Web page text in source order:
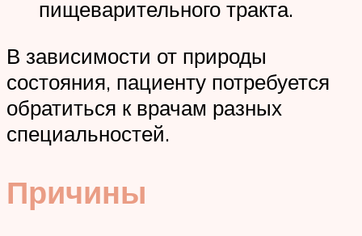
пищеварительного тракта.
В зависимости от природы
состояния, пациенту потребуется
обратиться к врачам разных
специальностей.
Причины